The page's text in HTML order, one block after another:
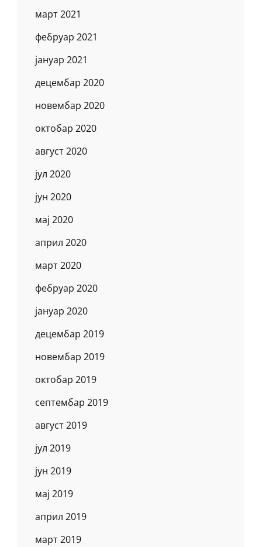
март 2021
фебруар 2021
јануар 2021
децембар 2020
новембар 2020
октобар 2020
август 2020
јул 2020
јун 2020
мај 2020
април 2020
март 2020
фебруар 2020
јануар 2020
децембар 2019
новембар 2019
октобар 2019
септембар 2019
август 2019
јул 2019
јун 2019
мај 2019
април 2019
март 2019